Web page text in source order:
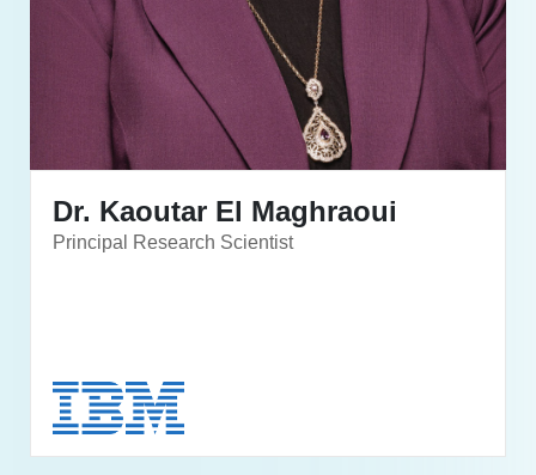
Dr. Kaoutar El Maghraoui
Principal Research Scientist